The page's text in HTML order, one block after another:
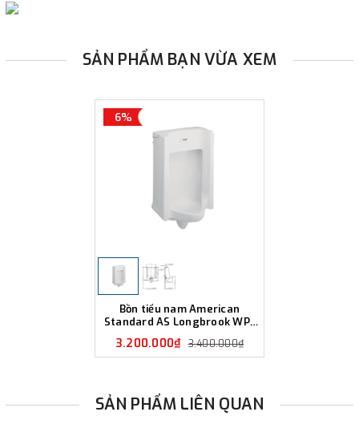
SẢN PHẨM BẠN VỪA XEM
6%
Bồn tiểu nam American
Standard AS Longbrook WP-
3.200.000₫ 3.400.000₫
SẢN PHẨM LIÊN QUAN